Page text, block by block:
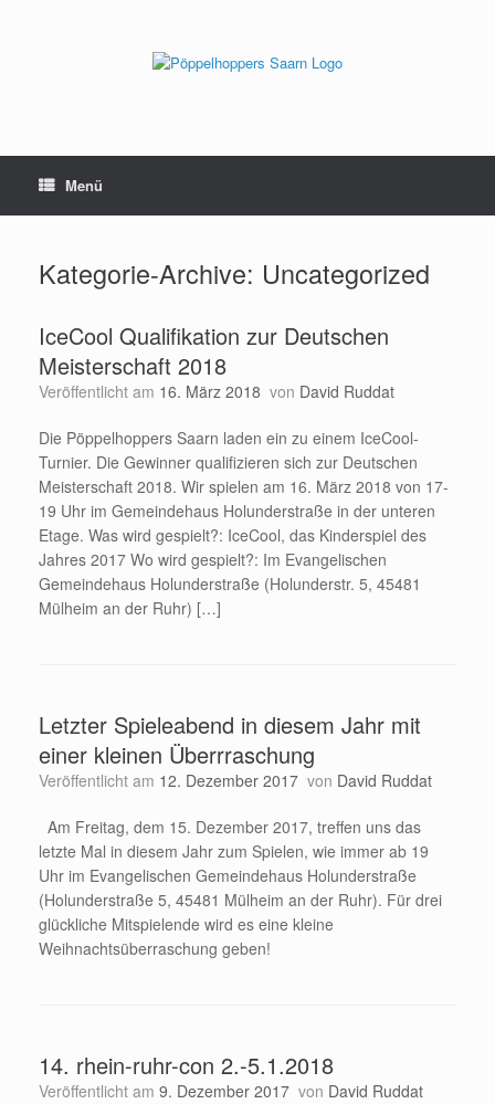
Menü
Kategorie-Archive: Uncategorized
IceCool Qualifikation zur Deutschen
Meisterschaft 2018
Veröffentlicht am 16. März 2018 von David Ruddat
Die Pöppelhoppers Saarn laden ein zu einem IceCool-
Turnier. Die Gewinner qualifizieren sich zur Deutschen
Meisterschaft 2018. Wir spielen am 16. März 2018 von 17-
19 Uhr im Gemeindehaus Holunderstraße in der unteren
Etage. Was wird gespielt?: IceCool, das Kinderspiel des
Jahres 2017 Wo wird gespielt?: Im Evangelischen
Gemeindehaus Holunderstraße (Holunderstr. 5, 45481
Mülheim an der Ruhr) […]
Letzter Spieleabend in diesem Jahr mit
einer kleinen Überrraschung
Veröffentlicht am 12. Dezember 2017 von David Ruddat
Am Freitag, dem 15. Dezember 2017, treffen uns das
letzte Mal in diesem Jahr zum Spielen, wie immer ab 19
Uhr im Evangelischen Gemeindehaus Holunderstraße
(Holunderstraße 5, 45481 Mülheim an der Ruhr). Für drei
glückliche Mitspielende wird es eine kleine
Weihnachtsüberraschung geben!
14. rhein-ruhr-con 2.-5.1.2018
Veröffentlicht am 9. Dezember 2017 von David Ruddat